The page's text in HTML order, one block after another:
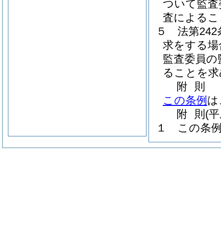
ついて監
査による
５
法第242
求をする
監査委員
ることを
附 則
この条例 は
附 則 (
１
この条